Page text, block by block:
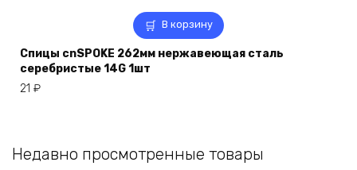
В корзину
Спицы cnSPOKE 262мм нержавеющая сталь
серебристые 14G 1шт
21 ₽
Недавно просмотренные товары